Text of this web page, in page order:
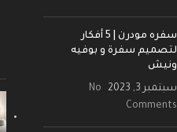
سفره مودرن | 5 أفكار
لتصميم سفرة و بوفيه
ونيش
سبتمبر 3, 2023
No
Comments